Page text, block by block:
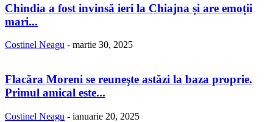
Chindia a fost invinsă ieri la Chiajna și are emoții
mari...
Costinel Neagu - martie 30, 2025
Flacăra Moreni se reuneşte astăzi la baza proprie.
Primul amical este...
Costinel Neagu - ianuarie 20, 2025